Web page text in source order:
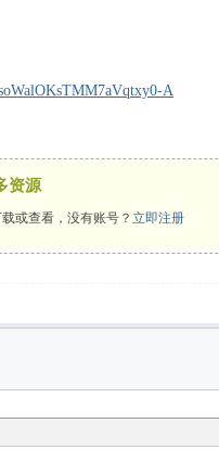
A
资源
或查看，没有账号？ 立即注册